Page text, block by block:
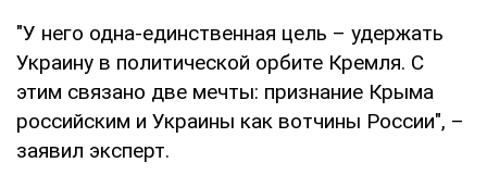
"У него одна-единственная цель – удержать
Украину в политической орбите Кремля. С
этим связано две мечты: признание Крыма
российским и Украины как вотчины России", –
заявил эксперт.